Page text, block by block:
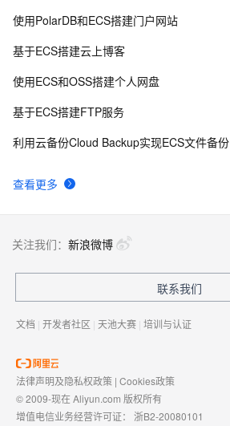
查看更多
使用PolarDB和ECS搭建门户网站
基于ECS搭建云上博客
使用ECS和OSS搭建个人网盘
基于ECS搭建FTP服务
利用云备份Cloud Backup实现ECS文件备份
关注我们： 新浪微博
联系我们
文档 | 开发者社区 | 天池大赛 | 培训与认证
法律声明及隐私权政策 | Cookies政策
© 2009-现在 Aliyun.com 版权所有
增值电信业务经营许可证： 浙B2-20080101